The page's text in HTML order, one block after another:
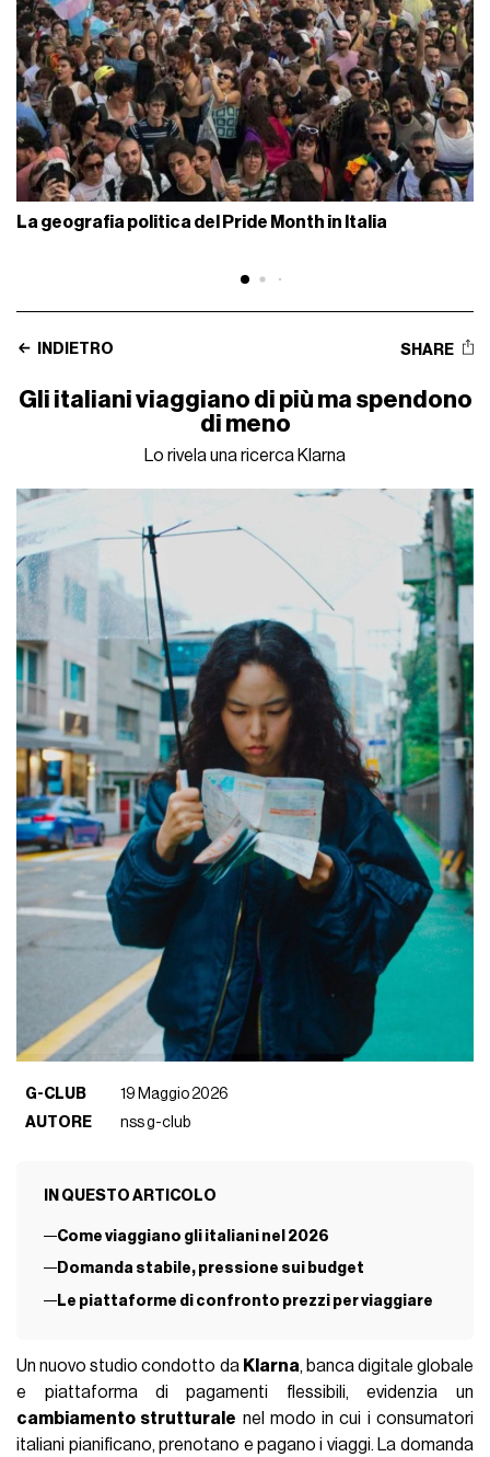
La geografia politica del Pride Month in Italia
INDIETRO SHARE
Gli italiani viaggiano di più ma spendono
di meno
Lo rivela una ricerca Klarna
G-CLUB
19 Maggio 2026
AUTORE
nss g-club
IN QUESTO ARTICOLO
Come viaggiano gli italiani nel 2026
Domanda stabile, pressione sui budget
Le piattaforme di confronto prezzi per viaggiare
Un nuovo studio condotto da Klarna, banca digitale globale
e piattaforma di pagamenti flessibili, evidenzia un
cambiamento strutturale nel modo in cui i consumatori
italiani pianificano, prenotano e pagano i viaggi. La domanda